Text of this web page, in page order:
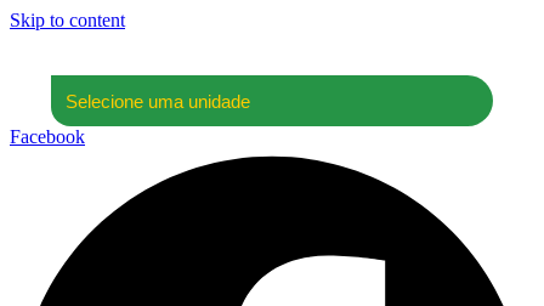
Skip to content
Facebook